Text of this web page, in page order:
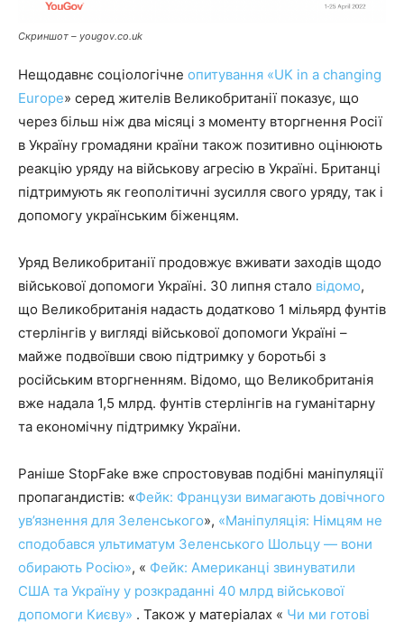
Скриншот – yougov.co.uk
Нещодавнє соціологічне опитування «UK in a changing
Europe» серед жителів Великобританії показує, що
через більш ніж два місяці з моменту вторгнення Росії
в Україну громадяни країни також позитивно оцінюють
реакцію уряду на військову агресію в Україні. Британці
підтримують як геополітичні зусилля свого уряду, так і
допомогу українським біженцям.
Уряд Великобританії продовжує вживати заходів щодо
військової допомоги Україні. 30 липня стало відомо,
що Великобританія надасть додатково 1 мільярд фунтів
стерлінгів у вигляді військової допомоги Україні –
майже подвоївши свою підтримку у боротьбі з
російським вторгненням. Відомо, що Великобританія
вже надала 1,5 млрд. фунтів стерлінгів на гуманітарну
та економічну підтримку України.
Раніше StopFake вже спростовував подібні маніпуляції
пропагандистів: «Фейк: Французи вимагають довічного
ув’язнення для Зеленського», «Маніпуляція: Німцям не
сподобався ультиматум Зеленського Шольцу — вони
обирають Росію», « Фейк: Американці звинуватили
США та Україну у розкраданні 40 млрд військової
допомоги Києву» . Також у матеріалах « Чи ми готові